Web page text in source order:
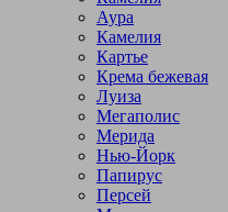
Аура
Камелия
Картье
Крема бежевая
Луиза
Мегаполис
Мерида
Нью-Йорк
Папирус
Персей